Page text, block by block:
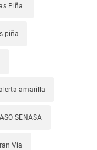
Piña.
piña
amarilla
SENASA
Vía